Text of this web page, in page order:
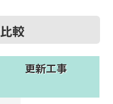
較
更新工事